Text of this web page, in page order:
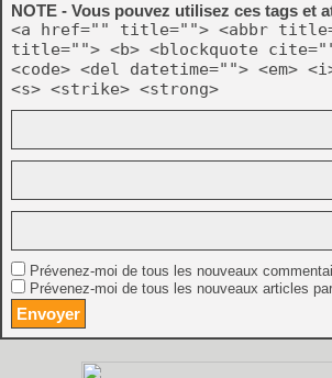
NOTE - Vous pouvez utilisez ces tags et
<a href="" title=""> <abbr
title=""> <b> <blockquote
<code> <del datetime=""> <em>
<s> <strike> <strong>
Prévenez-moi de tous les nouveaux
Prévenez-moi de tous les nouveaux articles